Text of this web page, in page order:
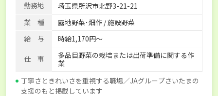
勤務地
埼玉県所沢市北野3-21-21
業 種
露地野菜･畑作 / 施設野菜
給 与
時給1,170円～
仕 事
多品目野菜の栽培または出荷準備に関する作
業
丁寧さときれいさを重視する職場／JAグループさいたまの
支援のもと掲載しています